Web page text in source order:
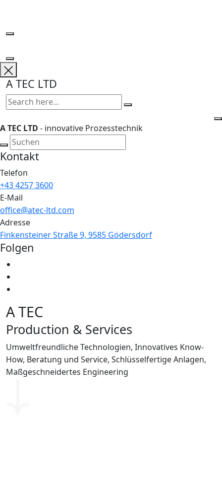
to
A TEC LTD
A TEC LTD - innovative Prozesstechnik
Kontakt
Telefon
+43 4257 3600
E-Mail
office@atec-ltd.com
Adresse
Finkensteiner Straße 9, 9585 Gödersdorf
Folgen
A TEC
Production & Services
Umweltfreundliche Technologien, Innovatives Know-
How, Beratung und Service, Schlüsselfertige Anlagen,
Maßgeschneidertes Engineering